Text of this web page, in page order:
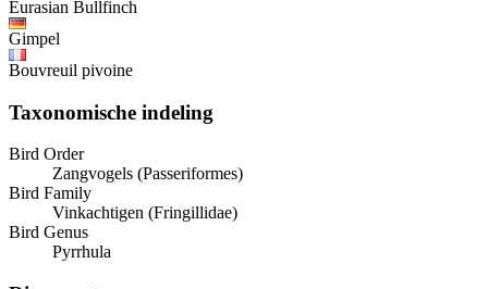
Eurasian Bullfinch
Gimpel
Bouvreuil pivoine
Taxonomische indeling
Bird Order
Zangvogels (Passeriformes)
Bird Family
Vinkachtigen (Fringillidae)
Bird Genus
Pyrrhula